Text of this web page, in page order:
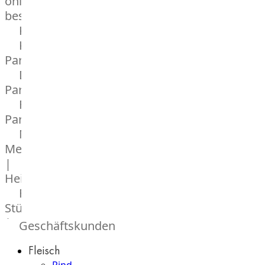
bestellen
Karriere
Kochschul-
Partner
Depot-
Partner
Frischetheken-
Partner
Männer
Metzger
|
Heinsberg
Feinkost
Stüttgen
|
The
Geschäftskunden
Fleisch